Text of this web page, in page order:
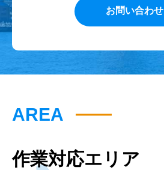
お問い合わせ
AREA
作業対応エリア